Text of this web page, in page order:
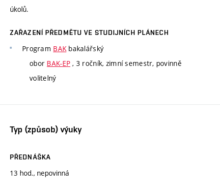
úkolů.
ZAŘAZENÍ PŘEDMĚTU VE STUDIJNÍCH PLÁNECH
Program BAKbakalářský
obor BAK-EP , 3 ročník, zimní semestr, povinně
volitelný
Typ (způsob) výuky
PŘEDNÁŠKA
13 hod., nepovinná